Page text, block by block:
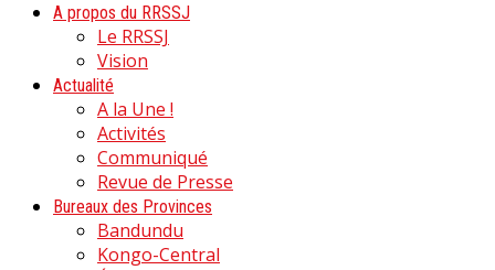
A propos du RRSSJ
Le RRSSJ
Vision
Actualité
A la Une !
Activités
Communiqué
Revue de Presse
Bureaux des Provinces
Bandundu
Kongo-Central